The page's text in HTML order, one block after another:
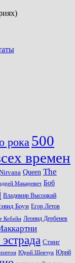
рока 500
времен
Queen The
Макаревич Боб
Владимир Высоцкий
Боуи Егор Летов
Кобейн Леонид Дербенев
Стинг
Юрий Шевчук Юрий